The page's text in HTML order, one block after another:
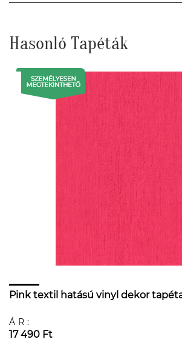
Hasonló Tapéták
Pink textil hatású vinyl dekor
ÁR:
17 490 Ft